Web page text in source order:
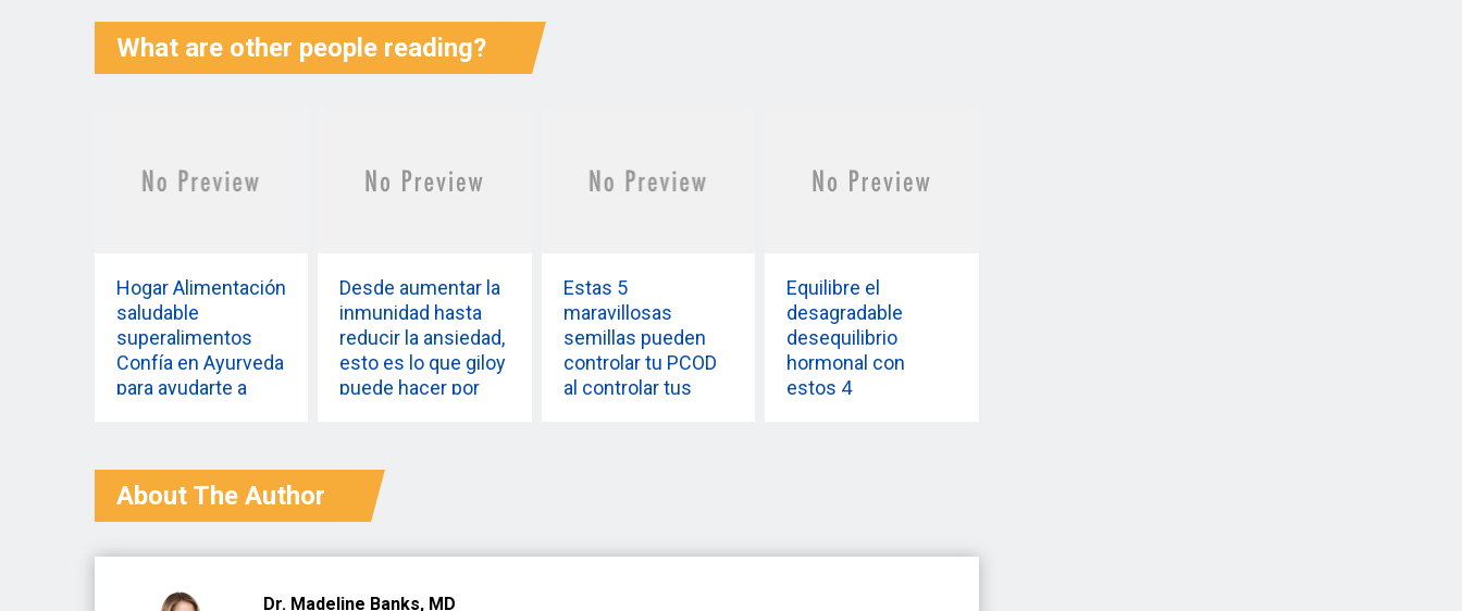
What are other people reading?
Hogar Alimentación
saludable
superalimentos
Confía en Ayurveda
para ayudarte a
que pueden
combatir la flacidez
Confía en Ayurveda
para ayudarte a
Desde aumentar la
inmunidad hasta
reducir la ansiedad,
esto es lo que giloy
puede hacer por
Estas 5
maravillosas
semillas pueden
controlar tu PCOD
al controlar tus
Equilibre el
desagradable
desequilibrio
hormonal con
estos 4
About The Author
Dr. Madeline Banks, MD